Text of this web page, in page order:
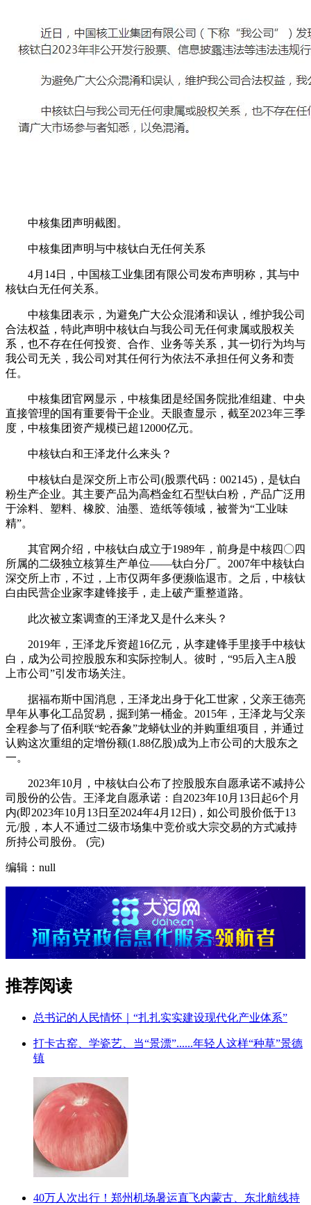
中核集团声明截图。
中核集团声明与中核钛白无任何关系
4月14日，中国核工业集团有限公司发布声明称，其与中
核钛白无任何关系。
中核集团表示，为避免广大公众混淆和误认，维护我公司
合法权益，特此声明中核钛白与我公司无任何隶属或股权关
系，也不存在任何投资、合作、业务等关系，其一切行为均与
我公司无关，我公司对其任何行为依法不承担任何义务和责
任。
中核集团官网显示，中核集团是经国务院批准组建、中央
直接管理的国有重要骨干企业。天眼查显示，截至2023年三季
度，中核集团资产规模已超12000亿元。
中核钛白和王泽龙什么来头？
中核钛白是深交所上市公司(股票代码：002145)，是钛白
粉生产企业。其主要产品为高档金红石型钛白粉，产品广泛用
于涂料、塑料、橡胶、油墨、造纸等领域，被誉为“工业味
精”。
其官网介绍，中核钛白成立于1989年，前身是中核四〇四
所属的二级独立核算生产单位——钛白分厂。2007年中核钛白
深交所上市，不过，上市仅两年多便濒临退市。之后，中核钛
白由民营企业家李建锋接手，走上破产重整道路。
此次被立案调查的王泽龙又是什么来头？
2019年，王泽龙斥资超16亿元，从李建锋手里接手中核钛
白，成为公司控股股东和实际控制人。彼时，“95后入主A股
上市公司”引发市场关注。
据福布斯中国消息，王泽龙出身于化工世家，父亲王德亮
早年从事化工品贸易，掘到第一桶金。2015年，王泽龙与父亲
全程参与了佰利联“蛇吞象”龙蟒钛业的并购重组项目，并通过
认购这次重组的定增份额(1.88亿股)成为上市公司的大股东之
一。
2023年10月，中核钛白公布了控股股东自愿承诺不减持公
司股份的公告。王泽龙自愿承诺：自2023年10月13日起6个月
内(即2023年10月13日至2024年4月12日)，如公司股价低于13
元/股，本人不通过二级市场集中竞价或大宗交易的方式减持
所持公司股份。 (完)
编辑：null
推荐阅读
总书记的人民情怀｜“扎扎实实建设现代化产业体系”
打卡古窑、学瓷艺、当“景漂”......年轻人这样“种草”景德
镇
40万人次出行！郑州机场暑运直飞内蒙古、东北航线持